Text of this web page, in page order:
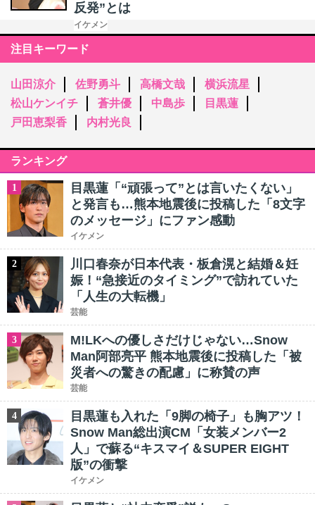
反発”とは
イケメン
注目キーワード
山田涼介 佐野勇斗 高橋文哉
横浜流星
松山ケンイチ
蒼井優 中島歩
目黒蓮
戸田恵梨香
内村光良
ランキング
1
目黒蓮「“頑張って”とは言いたくない」
と発言も…熊本地震後に投稿した「8文字
のメッセージ」にファン感動
イケメン
2
川口春奈が日本代表・板倉滉と結婚＆妊
娠！“急接近のタイミング”で訪れていた
「人生の大転機」
芸能
3
M!LKへの優しさだけじゃない…Snow
Man阿部亮平 熊本地震後に投稿した「被
災者への驚きの配慮」に称賛の声
芸能
4
目黒蓮も入れた「9脚の椅子」も胸アツ！
Snow Man総出演CM「女装メンバー2
人」で蘇る“キスマイ＆SUPER EIGHT
版”の衝撃
イケメン